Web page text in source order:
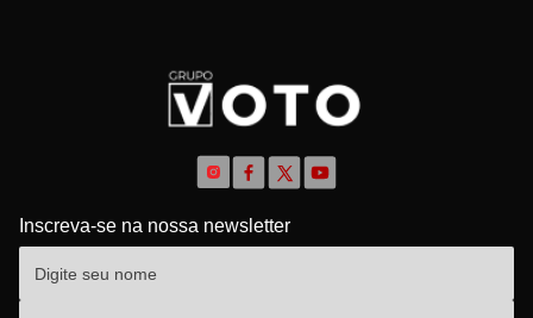
Inscreva-se na nossa newsletter